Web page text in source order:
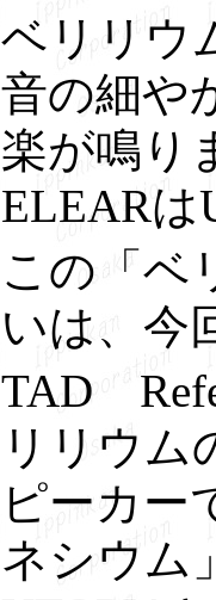
ベリリウ
音の細や
楽が鳴り
ELEARは
この「ベ
いは、今
TAD
リリウム
ピーカー
ネシウム